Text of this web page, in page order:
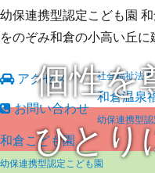
幼保連携型認定こども園
をのぞみ和倉の小高い丘に
アクセス
お問い合わせ
社会福祉法人
和倉温泉
幼保連携型
和倉こども園
幼保連携型認定こども園
個性を
ひとり